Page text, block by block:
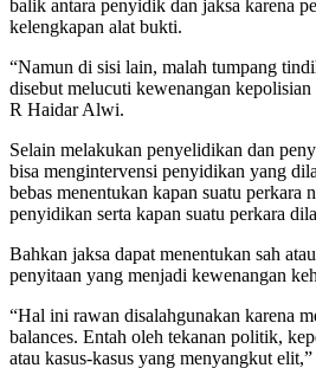
balik antara penyidik dan jaksa karena
kelengkapan alat bukti.
“Namun di sisi lain, malah tumpang
disebut melucuti kewenangan
R Haidar Alwi.
Selain melakukan penyelidikan dan
bisa mengintervensi penyidikan yang
bebas menentukan kapan suatu perkara
penyidikan serta kapan suatu perkara
Bahkan jaksa dapat menentukan sah
penyitaan yang menjadi kewenangan
“Hal ini rawan disalahgunakan karena
balances. Entah oleh tekanan politik,
atau kasus-kasus yang menyangkut